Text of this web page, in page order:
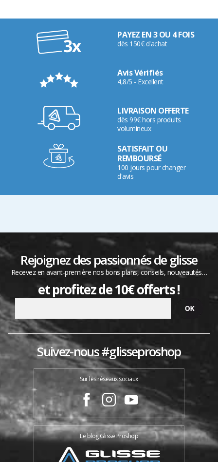
PAYEZ EN 3 OU 4 FOIS
dès 150€ d'achat
Avis Vérifiés
4,8/5 - Excellent
LIVRAISON OFFERTE
dès 99€ hors produits
volumineux
SATISFAIT OU
REMBOURSÉ
100 jours pour changer
d'avis
Rejoignez des passionnés de glisse
Recevez en avant-première nos bons plans, conseils, nouveautés…
et profitez de 10€ offerts !
Suivez-nous #glisseproshop
Sur les réseaux sociaux
Le blog Glisse Proshop